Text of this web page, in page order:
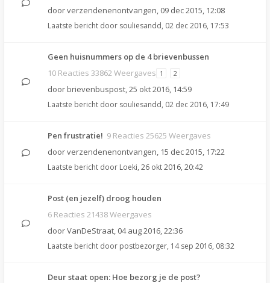
doorverzendenenontvangen, 09 dec 2015, 12:08
Laatste bericht door souliesandd, 02 dec 2016, 17:53
Geen huisnummers op de 4 brievenbussen
10 Reacties 33862 Weergaves 1 2
door brievenbuspost,25 okt 2016, 14:59
Laatste bericht door souliesandd, 02 dec 2016, 17:49
Pen frustratie! 9 Reacties 25625 Weergaves
doorverzendenenontvangen, 15 dec 2015, 17:22
Laatste bericht door Loeki, 26 okt 2016, 20:42
Post (en jezelf) droog houden
6 Reacties 21438 Weergaves
doorVanDeStraat, 04 aug 2016, 22:36
Laatste bericht door postbezorger, 14 sep 2016, 08:32
Deur staat open: Hoe bezorg je de post?